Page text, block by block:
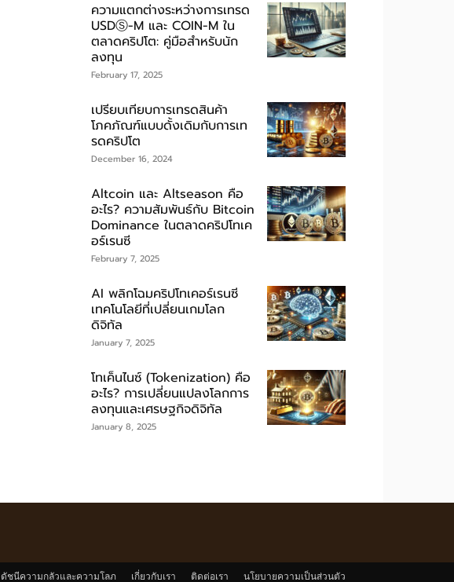
ความแตกต่างระหว่างการเทรด
USDⓈ-M และ COIN-M ใน
ตลาดคริปโต: คู่มือสำหรับนัก
ลงทุน
February 17, 2025
เปรียบเทียบการเทรดสินค้า
โภคภัณฑ์แบบดั้งเดิมกับการเท
รดคริปโต
December 16, 2024
Altcoin และ Altseason คือ
อะไร? ความสัมพันธ์กับ Bitcoin
Dominance ในตลาดคริปโทเค
อร์เรนซี
February 7, 2025
AI พลิกโฉมคริปโทเคอร์เรนซี
เทคโนโลยีที่เปลี่ยนเกมโลก
ดิจิทัล
January 7, 2025
โทเค็นไนซ์ (Tokenization) คือ
อะไร? การเปลี่ยนแปลงโลกการ
ลงทุนและเศรษฐกิจดิจิทัล
January 8, 2025
ดัชนีความกลัวและความโลภ เกี่ยวกับเรา ติดต่อเรา นโยบายความเป็นส่วนตัว